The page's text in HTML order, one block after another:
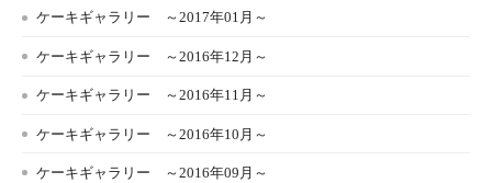
ケーキギャラリー ～2017年01月～
ケーキギャラリー ～2016年12月～
ケーキギャラリー ～2016年11月～
ケーキギャラリー ～2016年10月～
ケーキギャラリー ～2016年09月～